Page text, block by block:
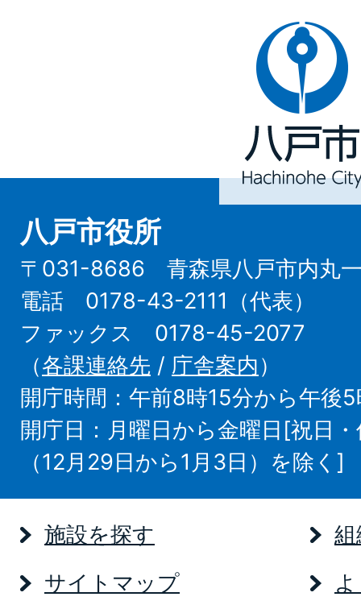
八
戸
Hachinohe
City
八戸市役所
〒031-8686 青森県八戸市内丸一
電話 0178-43-2111（代表）
ファックス 0178-45-2077
（各課連絡先 / 庁舎案内）
開庁時間：午前8時15分から午後
開庁日：月曜日から金曜日[祝日
（12月29日から1月3日）を除く]
施設を探す
サイトマップ